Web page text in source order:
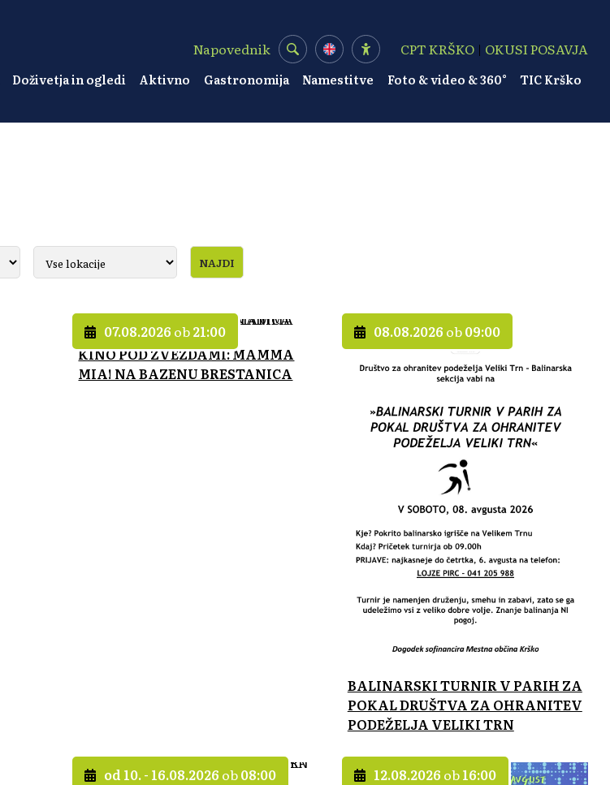
Napovednik CPT KRŠKO | OKUSI POSAVJA
Doživetja in ogledi Aktivno Gastronomija Namestitve Foto & video & 360° TIC Krško
07.08.2026 ob21:00
KINO POD ZVEZDAMI: MAMMA
MIA! NA BAZENU BRESTANICA
08.08.2026 ob09:00
BALINARSKI TURNIR V PARIH ZA
POKAL DRUŠTVA ZA OHRANITEV
PODEŽELJA VELIKI TRN
od 10. - 16.08.2026 ob08:00
12.08.2026 ob16:00